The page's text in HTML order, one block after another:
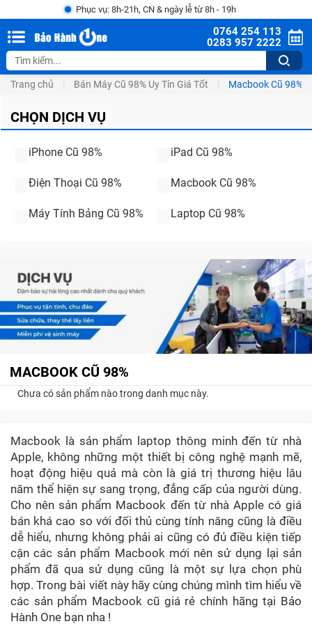
Phục vụ: 8h-21h, CN & ngày lễ từ 8h - 19h
0764 254 113
0283 957 2222
Trang chủ Bán Máy Cũ 98% Uy Tín Giá Tốt Macbook Cũ 98%
CHỌN DỊCH VỤ
iPhone Cũ 98% iPad Cũ 98%
Điện Thoại Cũ 98% Macbook Cũ 98%
Máy Tính Bảng Cũ 98% Laptop Cũ 98%
MACBOOK CŨ 98%
Chưa có sản phẩm nào trong danh mục này.
Macbook là sản phẩm laptop thông minh đến từ nhà
Apple, không những một thiết bị công nghệ mạnh mẽ,
hoạt động hiệu quả mà còn là giá trị thương hiệu lâu
năm thể hiện sự sang trọng, đẳng cấp của người dùng.
Cho nên sản phẩm Macbook đến từ nhà Apple có giá
bán khá cao so với đối thủ cùng tính năng cũng là điều
dễ hiểu, nhưng không phải ai cũng có đủ điều kiện tiếp
cận các sản phẩm Macbook mới nên sử dụng lại sản
phẩm đã qua sử dụng cũng là một sự lựa chọn phù
hợp. Trong bài viết này hãy cùng chúng mình tìm hiểu về
các sản phẩm Macbook cũ giá rẻ chính hãng tại Bảo
Hành One bạn nha !